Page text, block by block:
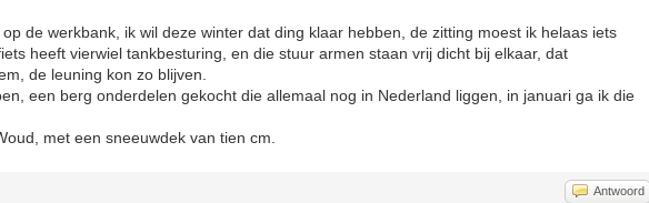
de werkbank, ik wil deze winter dat ding klaar hebben, de zitting moest ik helaas iets
heeft vierwiel tankbesturing, en die stuur armen staan vrij dicht bij elkaar, dat
de leuning kon zo blijven.
een berg onderdelen gekocht die allemaal nog in Nederland liggen, in januari ga ik die
met een sneeuwdek van tien cm.
Antwoord